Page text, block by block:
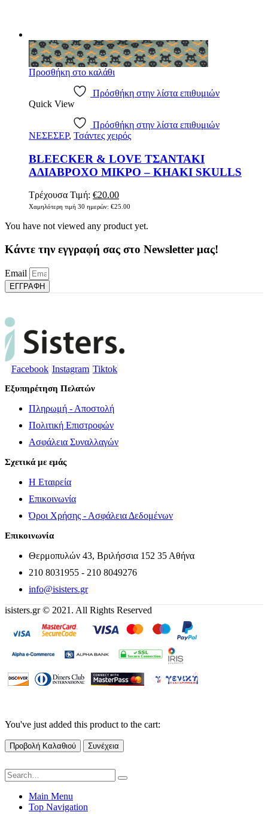
Προσθήκη στο καλάθι
Πρόσθήκη στην λίστα επιθυμιών
Quick View
Πρόσθήκη στην λίστα επιθυμιών
ΝΕΣΕΣΕΡ, Τσάντες χειρός
BLEECKER & LOVE ΤΣΑΝΤΑΚΙ
ΑΔΙΑΒΡΟΧΟ ΜΙΚΡΟ – KHAKI SKULLS
Τρέχουσα Τιμή: Original
price
€25.00.
€20.00Η
τρέχουσα
είναι:
Χαμηλότερη τιμή 30 ημερών: €25.00
You have not viewed any product yet.
Κάντε την εγγραφή σας στο Newsletter μας!
Email
ΕΓΓΡΑΦΗ
Facebook Instagram Tiktok
Εξυπηρέτηση Πελατών
Πληρωμή - Αποστολή
Πολιτική Επιστροφών
Ασφάλεια Συναλλαγών
Σχετικά με εμάς
Η Εταιρεία
Επικοινωνία
Όροι Χρήσης - Ασφάλεια Δεδομένων
Επικοινωνία
Θερμοπυλών 43, Βριλήσσια 152 35 Αθήνα
210 8031955 - 210 8049276
info@isisters.gr
isisters.gr © 2021. All Rights Reserved
You've just added this product to the cart:
Προβολή Καλαθιού Συνέχεια
Main Menu
Top Navigation